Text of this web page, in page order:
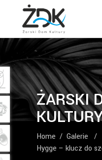
ŻARSKI
Home / Galerie
/
Hygge – klucz do